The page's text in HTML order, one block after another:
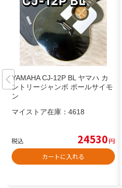
YAMAHA CJ-12P BL ヤマハ カ
ントリージャンボ ポールサイモ
ン
マイストア在庫： 4618
税込 24530円
カートに入れる